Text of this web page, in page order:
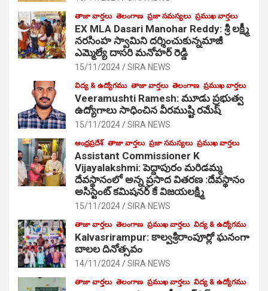
తాజా వార్తలు తెలంగాణ ప్రజా సమస్యలు ప్రముఖ వార్తలు
EX MLA Dasari Manohar Reddy: శ్రీ లక్ష్మీ
నరసింహ స్వామిని దర్శించుకున్నమాజీ
ఎమ్మెల్యే దాసరి మనోహర్ రెడ్డి
15/11/2024 SIRA NEWS
విద్య & ఉద్యోగము తాజా వార్తలు తెలంగాణ ప్రముఖ వార్తలు
Veeramushti Ramesh: మూడు ప్రభుత్వ
ఉద్యోగాలు సాధించిన వీరముష్టి రమేష్
15/11/2024 SIRA NEWS
ఆంధ్రప్రదేశ్ తాజా వార్తలు ప్రజా సమస్యలు ప్రముఖ వార్తలు
Assistant Commissioner K
Vijayalakshmi: పెద్దాపురం మరిడమ్మ
దేవస్థానంలో అన్న ప్రసాద వితరణ :దేవస్థానం
అసిస్టెంట్ కమిషనర్ కే విజయలక్ష్మి
15/11/2024 SIRA NEWS
తాజా వార్తలు తెలంగాణ ప్రముఖ వార్తలు విద్య & ఉద్యోగము
Kalvasrirampur: కాల్వశ్రీరాంపూర్లో ఘనంగా
బాలల దినోత్సవం
14/11/2024 SIRA NEWS
తాజా వార్తలు తెలంగాణ ప్రముఖ వార్తలు విద్య & ఉద్యోగము